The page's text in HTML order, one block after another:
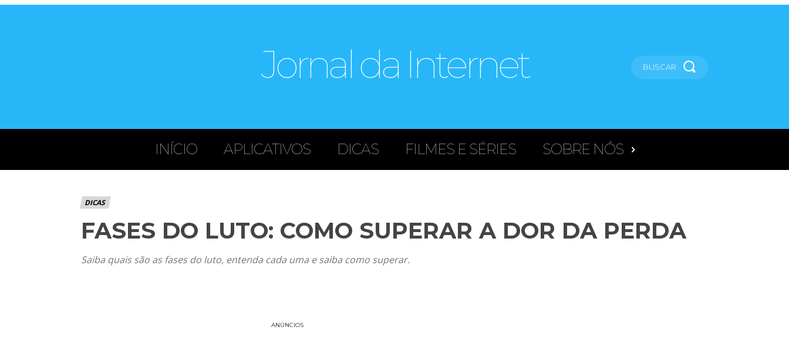
Jornal da Internet BUSCAR
INÍCIO APLICATIVOS DICAS FILMES E SÉRIES SOBRE NÓS
DICAS
FASES DO LUTO: COMO SUPERAR A DOR DA PERDA
Saiba quais são as fases do luto, entenda cada uma e saiba como superar.
ANÚNCIOS